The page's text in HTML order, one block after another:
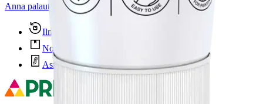
Anna palautetta ,Avautuu uuteen välilehteen
Ilmainen palautus 30 päivää.*
Nouto myymälästä ilman toimituskuluja.
Asiakasomistajalle Bonusta jopa 5 %.*